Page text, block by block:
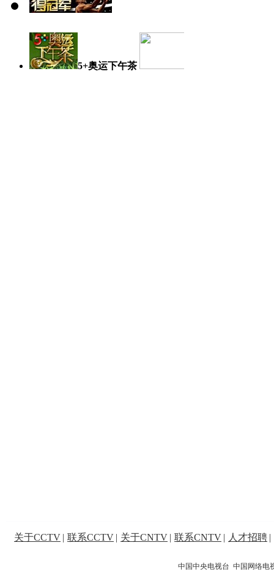
5+奥运下午茶
关于CCTV | 联系CCTV | 关于CNTV | 联系CNTV | 人才招聘 |
中国中央电视台 中国网络电